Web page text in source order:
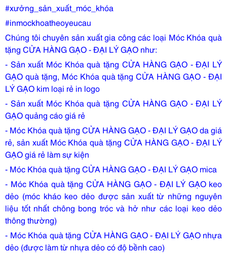
#xưởng_sản_xuất_móc_khóa
#inmockhoatheoyeucau
Chúng tôi chuyên sản xuất gia công các loại Móc Khóa quà
tặng CỬA HÀNG GẠO - ĐẠI LÝ GẠO như:
- Sản xuất Móc Khóa quà tặng CỬA HÀNG GẠO - ĐẠI LÝ
GẠO quà tặng, Móc Khóa quà tặng CỬA HÀNG GẠO - ĐẠI
LÝ GẠO kim loại rẻ in logo
- Sản xuất Móc Khóa quà tặng CỬA HÀNG GẠO - ĐẠI LÝ
GẠO quảng cáo giá rẻ
- Móc Khóa quà tặng CỬA HÀNG GẠO - ĐẠI LÝ GẠO da giá
rẻ, sản xuất Móc Khóa quà tặng CỬA HÀNG GẠO - ĐẠI LÝ
GẠO giá rẻ làm sự kiện
- Móc Khóa quà tặng CỬA HÀNG GẠO - ĐẠI LÝ GẠO mica
- Móc Khóa quà tặng CỬA HÀNG GẠO - ĐẠI LÝ GẠO keo
dẻo (móc kháo keo dẻo được sản xuất từ những nguyên
liệu tốt nhất chông bong tróc và hở như các loại keo dẻo
thông thường)
- Móc Khóa quà tặng CỬA HÀNG GẠO - ĐẠI LÝ GẠO nhựa
dẻo (được làm từ nhựa dẻo có độ bềnh cao)